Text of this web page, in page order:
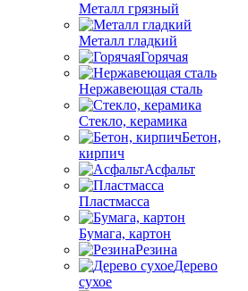
Металл грязный
Металл гладкий
Горячая
Нержавеющая сталь
Стекло, керамика
Бетон,
кирпич
Асфальт
Пластмасса
Бумага, картон
Резина
Дерево
сухое